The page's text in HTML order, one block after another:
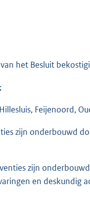
het Besluit
Feijenoord,
zijn onderbouwd
zijn
en deskundig